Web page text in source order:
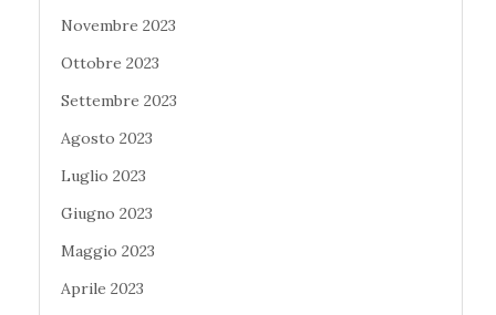
Novembre 2023
Ottobre 2023
Settembre 2023
Agosto 2023
Luglio 2023
Giugno 2023
Maggio 2023
Aprile 2023